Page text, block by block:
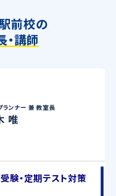
前校の
・講師
ランナー 兼教室長
唯
験・定期テスト対策